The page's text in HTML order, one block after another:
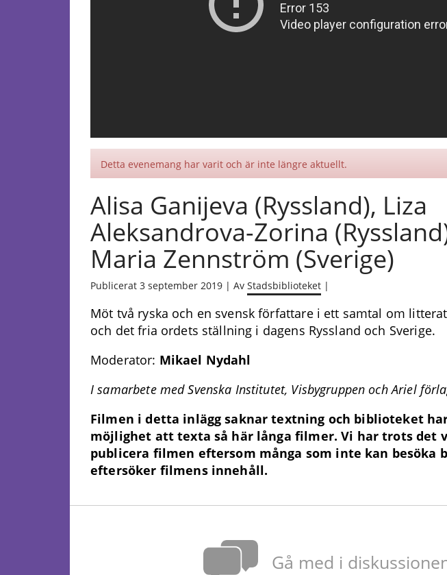
Detta evenemang har varit och är inte längre aktuellt.
Alisa Ganijeva (Ryssland), Liza
Aleksandrova-Zorina
Maria Zennström (Sverige)
Publicerat 3 september 2019 | Av Stadsbiblioteket |
Möt två ryska och en svensk författare i ett samtal om
och det fria ordets ställning i dagens Ryssland och Sverige.
Moderator: Mikael Nydahl
I samarbete med Svenska Institutet, Visbygruppen och Ariel
Filmen i detta inlägg saknar textning och biblioteket
möjlighet att texta så här långa filmer. Vi har trots det
publicera filmen eftersom många som inte kan besöka
eftersöker filmens innehåll.
Gå med i